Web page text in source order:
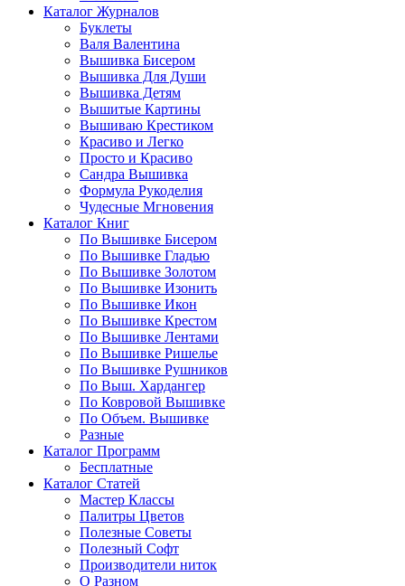
Каталог Журналов
Буклеты
Валя Валентина
Вышивка Бисером
Вышивка Для Души
Вышивка Детям
Вышитые Картины
Вышиваю Крестиком
Красиво и Легко
Просто и Красиво
Сандра Вышивка
Формула Рукоделия
Чудесные Мгновения
Каталог Книг
По Вышивке Бисером
По Вышивке Гладью
По Вышивке Золотом
По Вышивке Изонить
По Вышивке Икон
По Вышивке Крестом
По Вышивке Лентами
По Вышивке Ришелье
По Вышивке Рушников
По Выш. Хардангер
По Ковровой Вышивке
По Объем. Вышивке
Разные
Каталог Программ
Бесплатные
Каталог Статей
Мастер Классы
Палитры Цветов
Полезные Советы
Полезный Софт
Производители ниток
О Разном